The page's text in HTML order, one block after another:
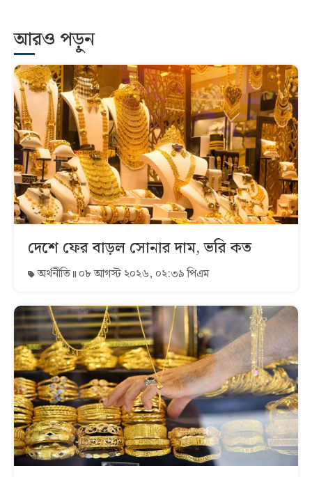
আরও পড়ুন
দেশে ফের বাড়ল সোনার দাম, ভরি কত
অর্থনীতি ০৮ আগস্ট ২০২৬, ০২:৩৯ পিএম